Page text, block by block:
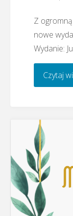
Z
nowe
Wydanie:
Czytaj